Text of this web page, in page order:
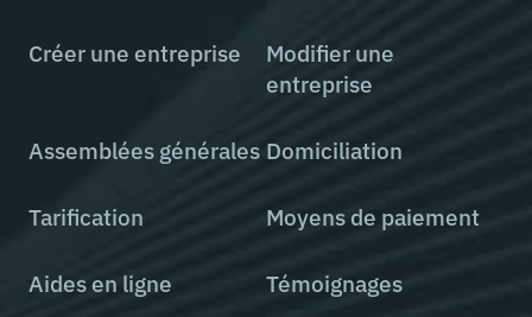
Créer une entreprise
Modifier une
entreprise
Assemblées générales Domiciliation
Tarification Moyens de paiement
Aides en ligne Témoignages